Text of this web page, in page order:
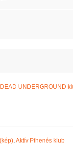
UNDERGROUND
(kép),Aktív Pihenés klub